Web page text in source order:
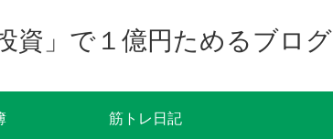
資」で１億円ためるブログ
筋トレ日記